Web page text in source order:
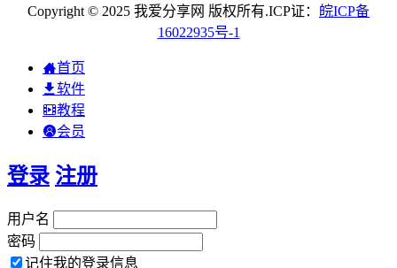
Copyright © 2025 我爱分享网 版权所有.ICP证： 皖ICP备
16022935号-1
首页
软件
教程
会员
登录 注册
用户名
密码
记住我的登录信息